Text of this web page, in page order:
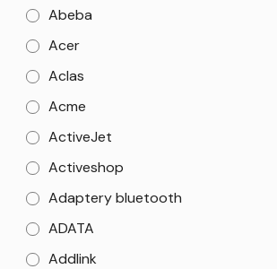
Abeba
Acer
Aclas
Acme
ActiveJet
Activeshop
Adaptery bluetooth
ADATA
Addlink